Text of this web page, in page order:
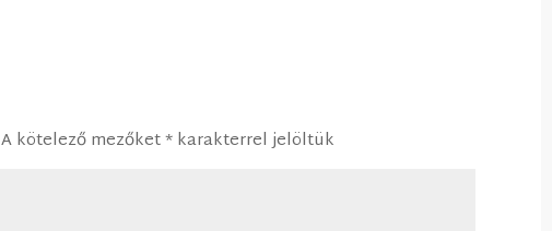
A kötelező mezőket*karakterrel jelöltük